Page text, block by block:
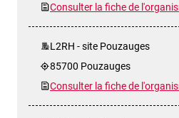
Consulter la fiche de
L2RH - site Pouzauges
85700 Pouzauges
Consulter la fiche de